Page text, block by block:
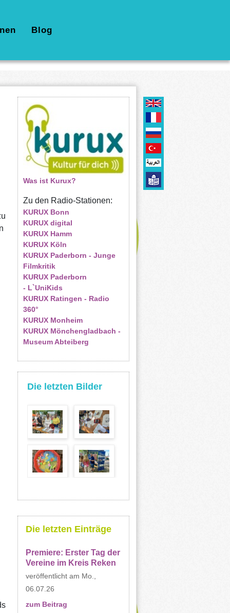
Blog
Was ist Kurux?
Zu den Radio-Stationen:
KURUX Bonn
KURUX digital
KURUX Hamm
KURUX Köln
KURUX Paderborn - Junge
Filmkritik
KURUX Paderborn
- L`UniKids
KURUX Ratingen - Radio
360°
KURUX Monheim
KURUX Mönchengladbach -
Museum Abteiberg
Die letzten Bilder
Die letzten Einträge
Premiere: Erster Tag der
Vereine im Kreis Reken
Mo.,
06.07.26
zum Beitrag